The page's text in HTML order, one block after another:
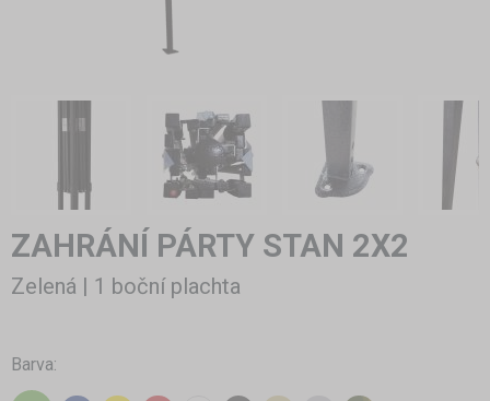
ZAHRÁNÍ PÁRTY STAN 2X2
Zelená | 1 boční plachta
Barva: